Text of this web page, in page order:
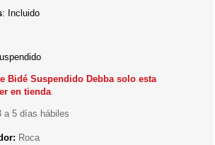
: Incluido
Bidé Suspendido Debba solo esta
en tienda.
a 5 días hábiles
Roca